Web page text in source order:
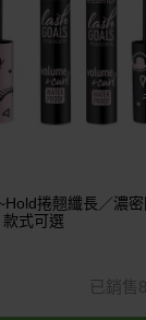
捲翹纖長／濃密
式可選
已銷售